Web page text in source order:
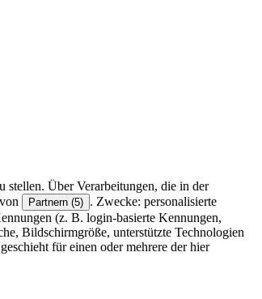
Über Verarbeitungen, die in der
Partnern (5) . Zwecke: personalisierte
(z. B. login-basierte Kennungen,
Bildschirmgröße, unterstützte Technologien
für einen oder mehrere der hier